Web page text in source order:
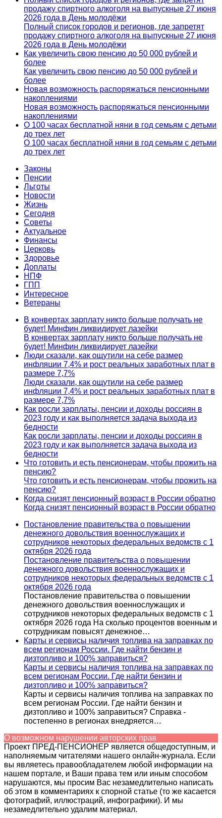
продажу спиртного алкоголя на выпускные 27 июня
2026 года в День молодёжи
Полный список городов и регионов, где запретят
продажу спиртного алкоголя на выпускные 27 июня
2026 года в День молодёжи
Как увеличить свою пенсию до 50 000 рублей и
более
Как увеличить свою пенсию до 50 000 рублей и
более
Новая возможность распоряжаться пенсионными
накоплениями
Новая возможность распоряжаться пенсионными
накоплениями
О 100 часах бесплатной няни в год семьям с детьми
до трех лет
О 100 часах бесплатной няни в год семьям с детьми
до трех лет
Законы
Пенсии
Льготы
Новости
Жизнь
Сегодня
Советы
Актуальное
Финансы
Церковь
Здоровье
Доплаты
НПФ
ГПП
Интересное
Ветераны
В конвертах зарплату никто больше получать не
будет! Минфин ликвидирует лазейки
В конвертах зарплату никто больше получать не
будет! Минфин ликвидирует лазейки
Люди сказали, как ощутили на себе размер
инфляции 7,4% и рост реальных заработных плат в
размере 7,7%
Люди сказали, как ощутили на себе размер
инфляции 7,4% и рост реальных заработных плат в
размере 7,7%
Как росли зарплаты, пенсии и доходы россиян в
2023 году и как выполняется задача выхода из
бедности
Как росли зарплаты, пенсии и доходы россиян в
2023 году и как выполняется задача выхода из
бедности
Что готовить и есть пенсионерам, чтобы прожить на
пенсию?
Что готовить и есть пенсионерам, чтобы прожить на
пенсию?
Когда снизят пенсионный возраст в России обратно
Когда снизят пенсионный возраст в России обратно
Постановление правительства о повышении
денежного довольствия военнослужащих и
сотрудников некоторых федеральных ведомств с 1
октября 2026 года
Постановление правительства о повышении
денежного довольствия военнослужащих и
сотрудников некоторых федеральных ведомств с 1
октября 2026 года
Постановление правительства о повышении
денежного довольствия военнослужащих и
сотрудников некоторых федеральных ведомств с 1
октября 2026 года На сколько процентов военным и
сотрудникам повысят денежное…
Карты и сервисы наличия топлива на заправках по
всем регионам России. Где найти бензин и
дизтопливо и 100% заправиться?
Карты и сервисы наличия топлива на заправках по
всем регионам России. Где найти бензин и
дизтопливо и 100% заправиться?
Карты и сервисы наличия топлива на заправках по
всем регионам России. Где найти бензин и
дизтопливо и 100% заправиться? Справка -
постепенно в регионах внедряется…
О возможном нарушении авторских прав
Проект ПРЕД-ПЕНСИОНЕР является общедоступным, и
наполняемым читателями нашего онлайн-журнала. Если
вы являетесь правообладателем любой информации на
нашем портале, и Ваши права тем или иным способом
нарушаются, мы просим Вас незамедлительно написать
об этом в комментариях к спорной статье (то же касается
фотографий, иллюстраций, инфографики). И мы
незамедлительно удалим материал.